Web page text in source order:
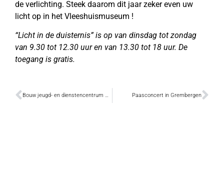
de verlichting. Steek daarom dit jaar zeker even uw
licht op in het Vleeshuismuseum !
“Licht in de duisternis” is op van dinsdag tot zondag
van 9.30 tot 12.30 uur en van 13.30 tot 18 uur. De
toegang is gratis.
Bouw jeugd- en dienstencentrum wordt concreter Paasconcert in Grembergen